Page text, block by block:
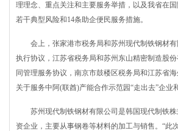
理理念、重点关注和主要服务举措，以及我省在
若干典型风险和14条助企便民服务措施。
会上，张家港市税务局和苏州现代制铁钢材有
执行协议，江苏省税务局和苏州东山精密制造股
同管理服务协议，南京市鼓楼区税务局和江苏省
关于服务中阿(联酋)产能合作示范园“走出去”企业
苏州现代制铁钢材有限公司是韩国现代制铁株
资企业，主要从事钢卷等材料的加工与销售。“此